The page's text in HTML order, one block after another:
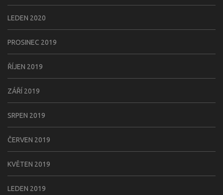
LEDEN 2020
PROSINEC 2019
ŘÍJEN 2019
ZÁŘÍ 2019
SRPEN 2019
ČERVEN 2019
KVĚTEN 2019
LEDEN 2019